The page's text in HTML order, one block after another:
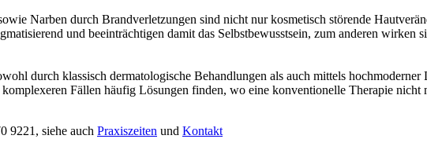
Narben durch Brandverletzungen sind nicht nur kosmetisch störende
und beeinträchtigen damit das Selbstbewusstsein, zum anderen
durch klassisch dermatologische Behandlungen als auch mittels
Fällen häufig Lösungen finden, wo eine konventionelle Therapie nicht
9221, siehe auch Praxiszeiten und Kontakt